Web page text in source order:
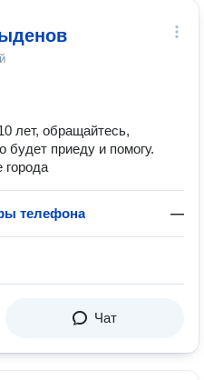
лет, обращайтесь,
будет приеду и помогу.
города
телефона —
Чат